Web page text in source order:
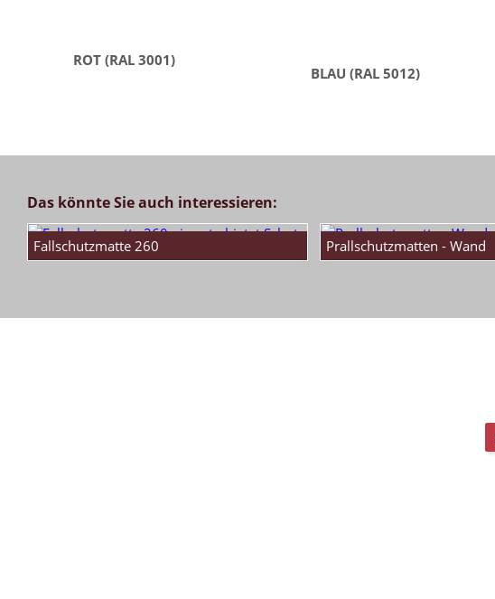
ROT (RAL 3001)
BLAU (RAL 5012)
Das könnte Sie auch interessieren:
Fallschutzmatte 260 Prallschutzmatten - Wand